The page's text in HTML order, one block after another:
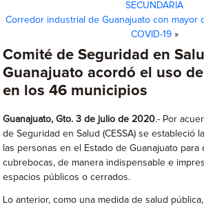
SECUNDARIA
Corredor industrial de Guanajuato con mayor
COVID-19»
Comité de Seguridad en
Guanajuato acordó el uso
en los 46 municipios
Guanajuato, Gto. 3 de julio de 2020.- Por
de Seguridad en Salud (CESSA) se estableció
las personas en el Estado de Guanajuato para
cubrebocas, de manera indispensable e
espacios públicos o cerrados.
Lo anterior, como una medida de salud